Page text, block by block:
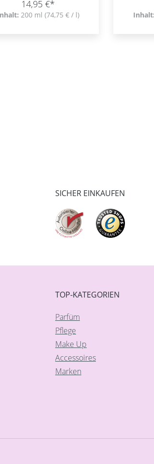
14,95 €*
200 ml (74,75 € / l) Inhalt:
SICHER EINKAUFEN
TOP-KATEGORIEN
Parfüm
Pflege
Make Up
Accessoires
Marken